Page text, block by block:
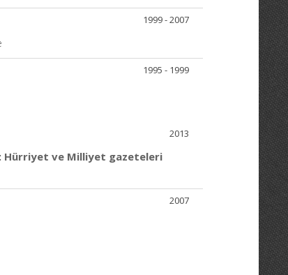
1999 - 2007
1995 - 1999
2013
Hürriyet ve Milliyet gazeteleri
2007